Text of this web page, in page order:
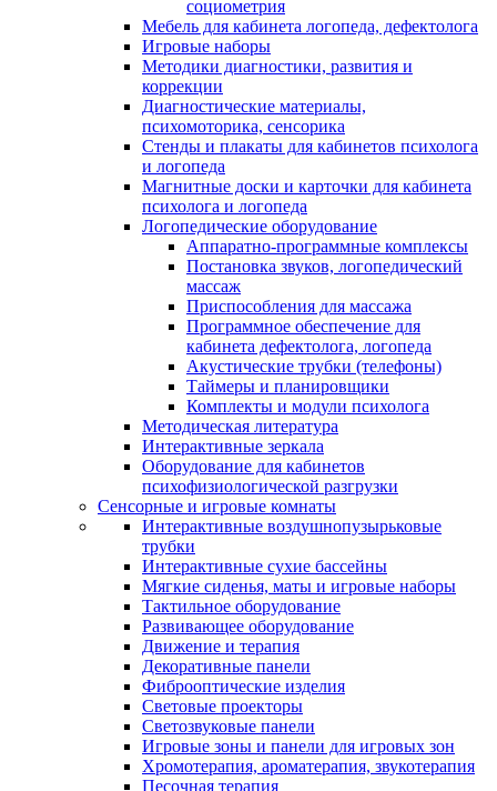
социометрия
Мебель для кабинета логопеда, дефектолога
Игровые наборы
Методики диагностики, развития и
коррекции
Диагностические материалы,
психомоторика, сенсорика
Стенды и плакаты для кабинетов психолога
и логопеда
Магнитные доски и карточки для кабинета
психолога и логопеда
Логопедические оборудование
Аппаратно-программные комплексы
Постановка звуков, логопедический
массаж
Приспособления для массажа
Программное обеспечение для
кабинета дефектолога, логопеда
Акустические трубки (телефоны)
Таймеры и планировщики
Комплекты и модули психолога
Методическая литература
Интерактивные зеркала
Оборудование для кабинетов
психофизиологической разгрузки
Сенсорные и игровые комнаты
Интерактивные воздушнопузырьковые
трубки
Интерактивные сухие бассейны
Мягкие сиденья, маты и игровые наборы
Тактильное оборудование
Развивающее оборудование
Движение и терапия
Декоративные панели
Фиброоптические изделия
Световые проекторы
Светозвуковые панели
Игровые зоны и панели для игровых зон
Хромотерапия, ароматерапия, звукотерапия
Песочная терапия